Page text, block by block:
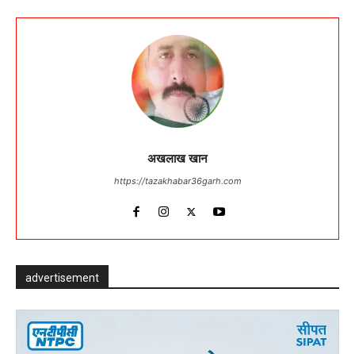
अखलाख खान
https://tazakhabar36garh.com
advertisement